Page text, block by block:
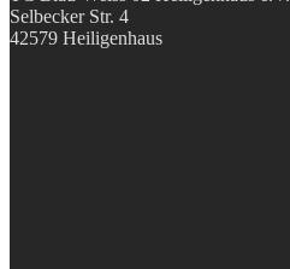
Selbecker Str. 4
42579 Heiligenhaus